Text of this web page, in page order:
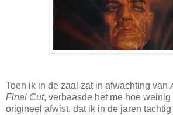
Toen ik in de zaal zat in afwachting van
Final Cut, verbaasde het me hoe
origineel afwist, dat ik in de jaren